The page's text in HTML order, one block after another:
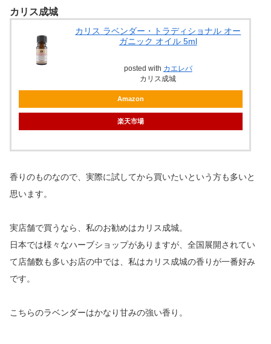
カリス成城
カリス ラベンダー・トラディショナル オー
ガニック オイル 5ml
posted with カエレバ
カリス成城
Amazon
楽天市場
香りのものなので、実際に試してから買いたいという方も多いと
思います。
実店舗で買うなら、私のお勧めはカリス成城。
日本では様々なハーブショップがありますが、全国展開されてい
て店舗数も多いお店の中では、私はカリス成城の香りが一番好み
です。
こちらのラベンダーはかなり甘みの強い香り。